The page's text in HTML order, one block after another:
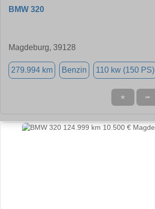
BMW 320
Magdeburg, 39128
279.994 km Benzin 110 kw (150 PS)
★ ➦